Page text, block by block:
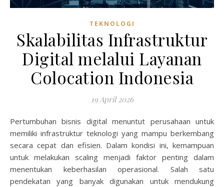
TEKNOLOGI
Skalabilitas Infrastruktur
Digital melalui Layanan
Colocation Indonesia
19 April 2026
Pertumbuhan bisnis digital menuntut perusahaan untuk
memiliki infrastruktur teknologi yang mampu berkembang
secara cepat dan efisien. Dalam kondisi ini, kemampuan
untuk melakukan scaling menjadi faktor penting dalam
menentukan keberhasilan operasional. Salah satu
pendekatan yang banyak digunakan untuk mendukung